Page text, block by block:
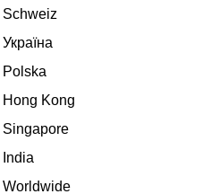
Schweiz
Україна
Polska
Hong Kong
Singapore
India
Worldwide